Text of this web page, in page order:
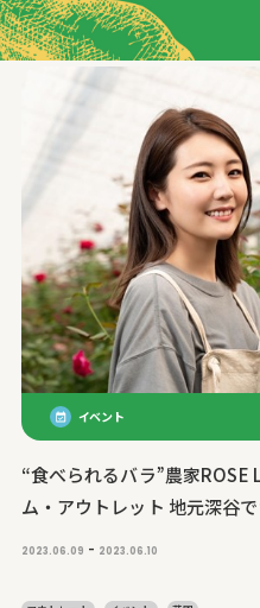
イベント
“食べられるバラ”農家
ム・アウトレット 地元深谷
2023.06.09 - 2023.06.10